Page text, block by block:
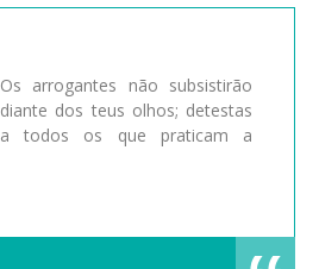
Os arrogantes não subsistirão
diante dos teus olhos; detestas
a todos os que praticam a